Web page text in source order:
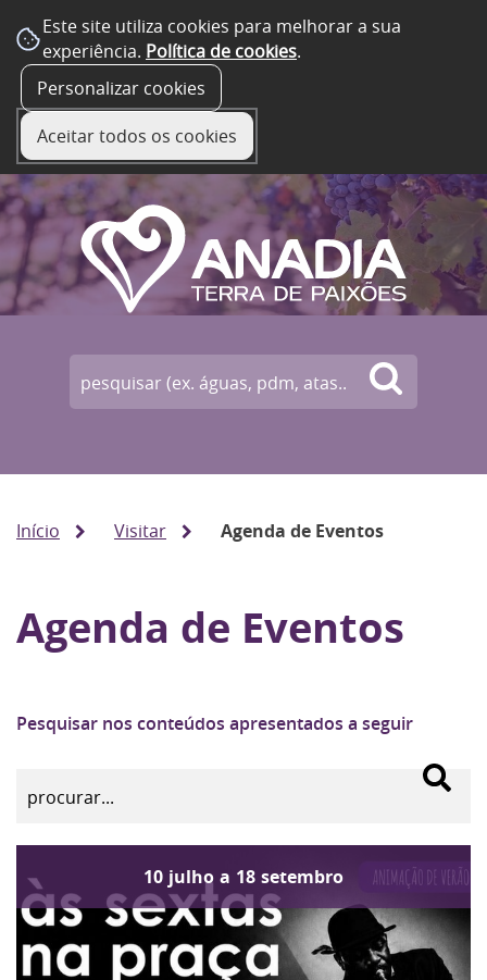
Este site utiliza cookies para melhorar a sua
experiência. Política de cookies.
Personalizar cookies
Aceitar todos os cookies
Início Visitar Agenda de Eventos
Agenda de Eventos
Pesquisar nos conteúdos apresentados a seguir
10 julho a 18 setembro